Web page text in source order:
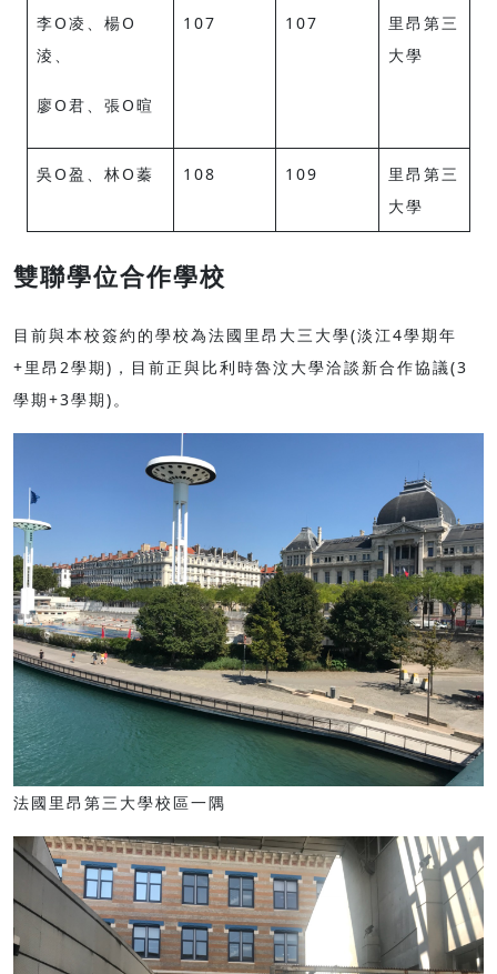
李O凌、楊O
淩、
廖O君、張O暄
107 107
里昂第三
大學
吳O盈、林O蓁 108 109
里昂第三
大學
雙聯學位合作學校
目前與本校簽約的學校為法國里昂大三大學(淡江4學期年
+里昂2學期)，目前正與比利時魯汶大學洽談新合作協議(3
學期+3學期)。
法國里昂第三大學校區一隅